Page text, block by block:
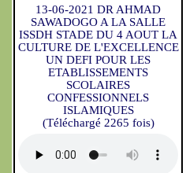
13-06-2021 DR AHMAD
SAWADOGO A LA SALLE
ISSDH STADE DU 4 AOUT LA
CULTURE DE L'EXCELLENCE
UN DEFI POUR LES
ETABLISSEMENTS
SCOLAIRES
CONFESSIONNELS
ISLAMIQUES
(Téléchargé 2265 fois)